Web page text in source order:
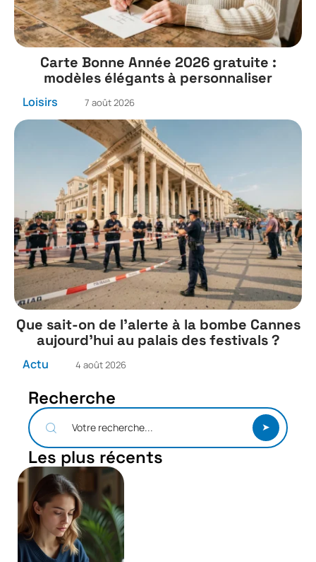
Carte Bonne Année 2026 gratuite :
modèles élégants à personnaliser
Loisirs 7 août 2026
Que sait-on de l’alerte à la bombe Cannes
aujourd’hui au palais des festivals ?
Actu 4 août 2026
Recherche
Les plus récents